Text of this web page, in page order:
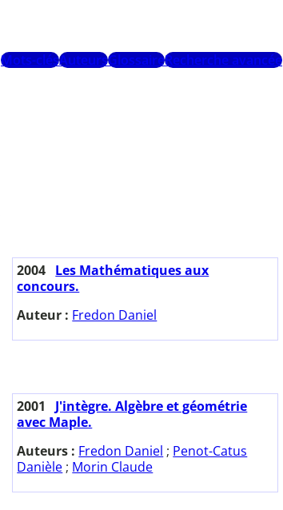
Mots-clésAuteursGlossaireRecherche avancée
2004 Les Mathématiques aux
concours.
Auteur : Fredon Daniel
2001
J'intègre. Algèbre et géométrie
avec Maple.
Auteurs : Fredon Daniel ; Penot-Catus
Danièle ; Morin Claude